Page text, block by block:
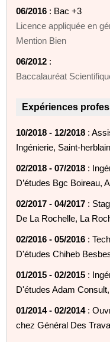
06/2016 : Bac +3
Licence appliquée en
Mention Bien
06/2012 :
Baccalauréat
Expériences
10/2018 - 12/2018 :
Ingénierie, Saint-herblain
02/2018 - 07/2018 :
D’études Bgc Boireau,
02/2017 - 04/2017 :
De La Rochelle, La
02/2016 - 05/2016 :
D'études Chiheb
01/2015 - 02/2015 :
D'études Adam
01/2014 - 02/2014:
chez Général Des